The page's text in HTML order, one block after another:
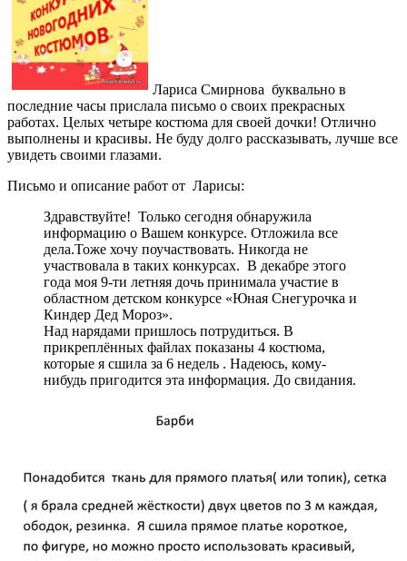
Лариса Смирнова буквально в
последние часы прислала письмо о своих прекрасных
работах. Целых четыре костюма для своей дочки! Отлично
выполнены и красивы. Не буду долго рассказывать, лучше все
увидеть своими глазами.
Письмо и описание работ от Ларисы:
Здравствуйте! Только сегодня обнаружила
информацию о Вашем конкурсе. Отложила все
дела.Тоже хочу поучаствовать. Никогда не
участвовала в таких конкурсах. В декабре этого
года моя 9-ти летняя дочь принимала участие в
областном детском конкурсе «Юная Снегурочка и
Киндер Дед Мороз».
Над нарядами пришлось потрудиться. В
прикреплённых файлах показаны 4 костюма,
которые я сшила за 6 недель . Надеюсь, кому-
нибудь пригодится эта информация. До свидания.